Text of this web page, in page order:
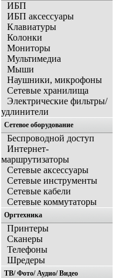
ИБП
ИБП аксессуары
Клавиатуры
Колонки
Мониторы
Мультимедиа
Мыши
Наушники, микрофоны
Сетевые хранилища
Электрические фильтры/
удлинители
Сетевое оборудование
Беспроводной доступ
Интернет-
маршрутизаторы
Сетевые аксессуары
Сетевые инструменты
Сетевые кабели
Сетевые коммутаторы
Оргтехника
Принтеры
Сканеры
Телефоны
Шредеры
ТВ/ Фото/ Аудио/ Видео